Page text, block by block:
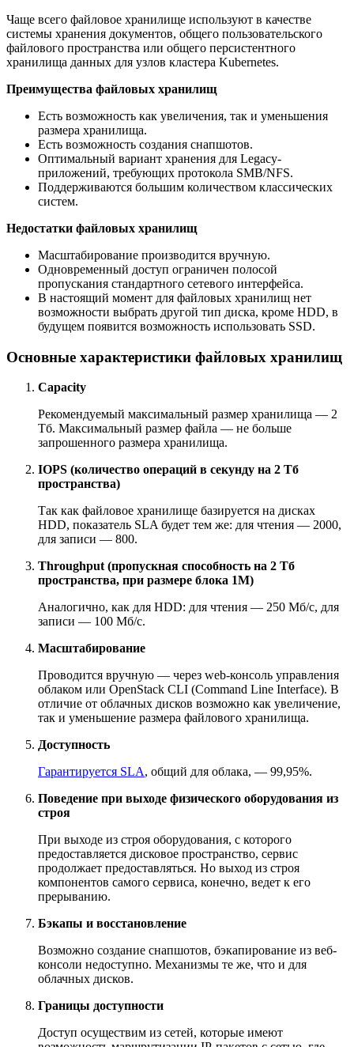
Чаще всего файловое хранилище используют в качестве
системы хранения документов, общего пользовательского
файлового пространства или общего персистентного
хранилища данных для узлов кластера Kubernetes.
Преимущества файловых хранилищ
Есть возможность как увеличения, так и уменьшения
размера хранилища.
Есть возможность создания снапшотов.
Оптимальный вариант хранения для Legacy-
приложений, требующих протокола SMB/NFS.
Поддерживаются большим количеством классических
систем.
Недостатки файловых хранилищ
Масштабирование производится вручную.
Одновременный доступ ограничен полосой
пропускания стандартного сетевого интерфейса.
В настоящий момент для файловых хранилищ нет
возможности выбрать другой тип диска, кроме HDD, в
будущем появится возможность использовать SSD.
Основные характеристики файловых хранилищ
Capacity
Рекомендуемый максимальный размер хранилища — 2
Тб. Максимальный размер файла — не больше
запрошенного размера хранилища.
IOPS (количество операций в секунду на 2 Тб
пространства)
Так как файловое хранилище базируется на дисках
HDD, показатель SLA будет тем же: для чтения — 2000,
для записи — 800.
Throughput (пропускная способность на 2 Тб
пространства, при размере блока 1М)
Аналогично, как для HDD: для чтения — 250 Мб/с, для
записи — 100 Мб/с.
Масштабирование
Проводится вручную — через web-консоль управления
облаком или OpenStack CLI (Command Line Interface). В
отличие от облачных дисков возможно как увеличение,
так и уменьшение размера файлового хранилища.
Доступность
Гарантируется SLA, общий для облака, — 99,95%.
Поведение при выходе физического оборудования из
строя
При выходе из строя оборудования, с которого
предоставляется дисковое пространство, сервис
продолжает предоставляться. Но выход из строя
компонентов самого сервиса, конечно, ведет к его
прерыванию.
Бэкапы и восстановление
Возможно создание снапшотов, бэкапирование из веб-
консоли недоступно. Механизмы те же, что и для
облачных дисков.
Границы доступности
Доступ осуществим из сетей, которые имеют